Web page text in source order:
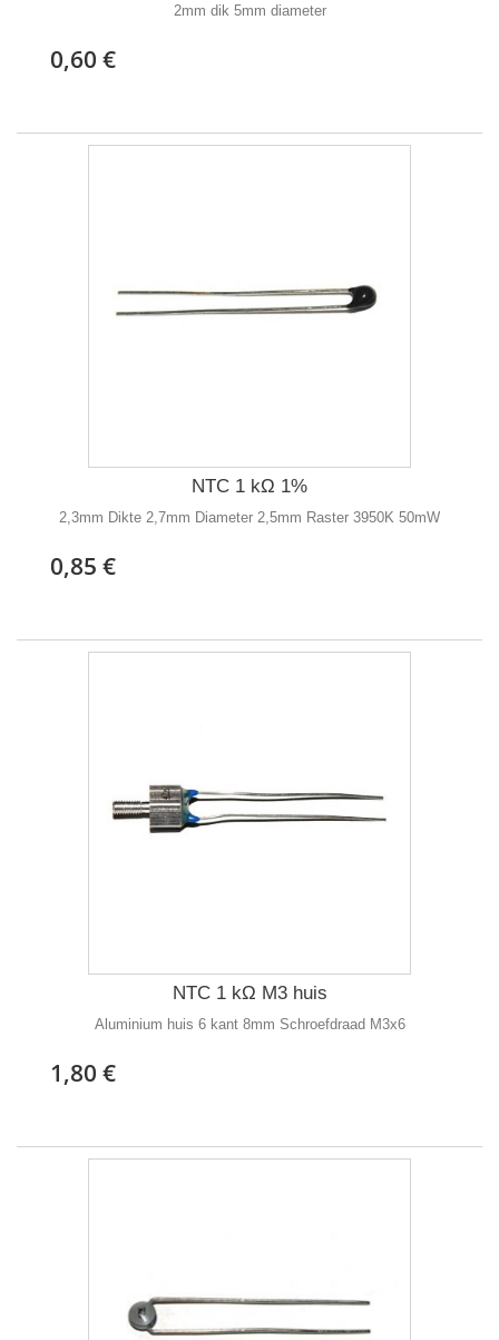
2mm dik 5mm diameter
0,60 €
NTC 1 kΩ 1%
2,3mm Dikte 2,7mm Diameter 2,5mm Raster 3950K 50mW
0,85 €
NTC 1 kΩ M3 huis
Aluminium huis 6 kant 8mm Schroefdraad M3x6
1,80 €